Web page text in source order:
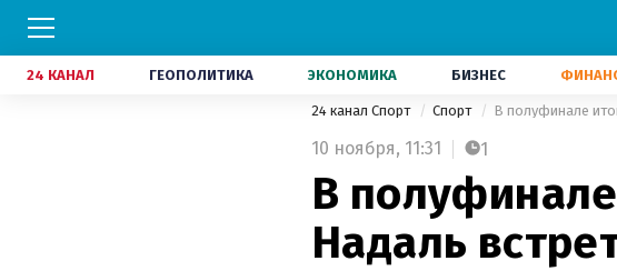
24 КАНАЛ ГЕОПОЛИТИКА ЭКОНОМИКА БИЗНЕС
24 канал Спорт Спорт В полуфинале
10 ноября, 11:31 1
В
Надаль